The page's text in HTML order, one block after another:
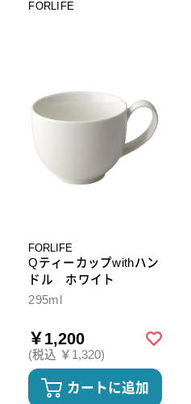
FORLIFE
FORLIFE
Qティーカップwithハン
ドル ホワイト
295ml
￥1,200
(税込 ￥1,320)
カートに追加